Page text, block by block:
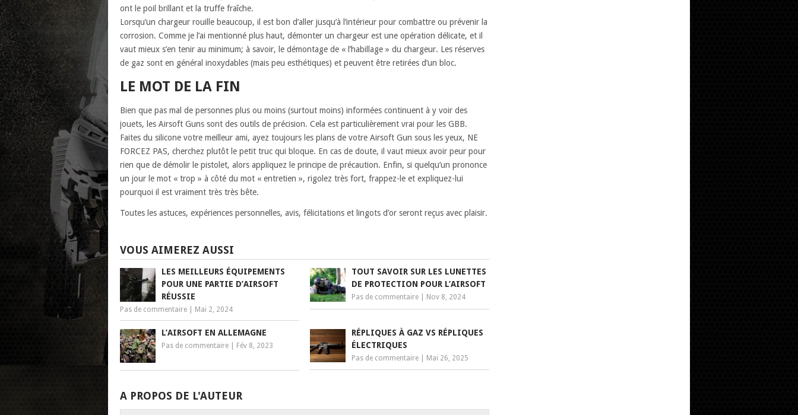
ont le poil brillant et la truffe fraîche.
Lorsqu’un chargeur rouille beaucoup, il est bon d’aller jusqu’à l’intérieur pour combattre ou prévenir la
corrosion. Comme je l’ai mentionné plus haut, démonter un chargeur est une opération délicate, et il
vaut mieux s’en tenir au minimum; à savoir, le démontage de « l’habillage » du chargeur. Les réserves
de gaz sont en général inoxydables (mais peu esthétiques) et peuvent être retirées d’un bloc.
LE MOT DE LA FIN
Bien que pas mal de personnes plus ou moins (surtout moins) informées continuent à y voir des
jouets, les Airsoft Guns sont des outils de précision. Cela est particulièrement vrai pour les GBB.
Faites du silicone votre meilleur ami, ayez toujours les plans de votre Airsoft Gun sous les yeux, NE
FORCEZ PAS, cherchez plutôt le petit truc qui bloque. En cas de doute, il vaut mieux avoir peur pour
rien que de démolir le pistolet, alors appliquez le principe de précaution. Enfin, si quelqu’un prononce
un jour le mot « trop » à côté du mot « entretien », rigolez très fort, frappez-le et expliquez-lui
pourquoi il est vraiment très très bête.
Toutes les astuces, expériences personnelles, avis, félicitations et lingots d’or seront reçus avec plaisir.
VOUS AIMEREZ AUSSI
LES MEILLEURS ÉQUIPEMENTS
POUR UNE PARTIE D’AIRSOFT
RÉUSSIE
Pas de commentaire Mai 2, 2024
TOUT SAVOIR SUR LES LUNETTES
DE PROTECTION POUR L’AIRSOFT
Pas de commentaire Nov 8, 2024
L’AIRSOFT EN ALLEMAGNE
Pas de commentaire Fév 8, 2023
RÉPLIQUES À GAZ VS RÉPLIQUES
ÉLECTRIQUES
Pas de commentaire Mai 26, 2025
A PROPOS DE L'AUTEUR